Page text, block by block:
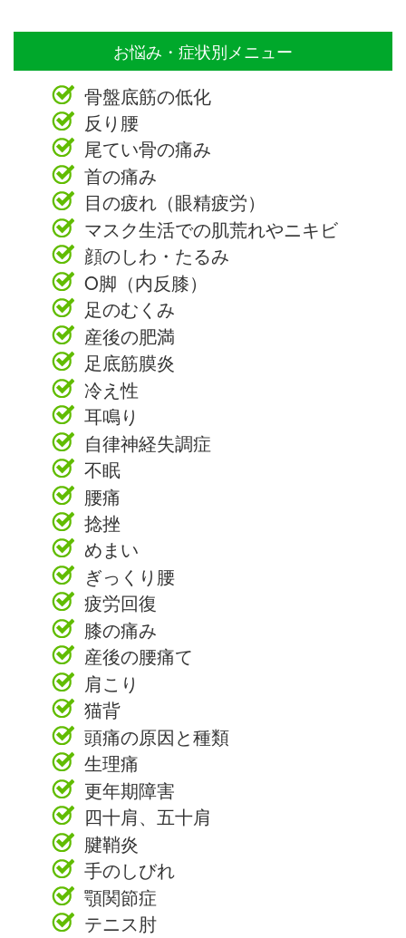
お悩み・症状別メニュー
骨盤底筋の低化
反り腰
尾てい骨の痛み
首の痛み
目の疲れ（眼精疲労）
マスク生活での肌荒れやニキビ
顔のしわ・たるみ
O脚（内反膝）
足のむくみ
産後の肥満
足底筋膜炎
冷え性
耳鳴り
自律神経失調症
不眠
腰痛
捻挫
めまい
ぎっくり腰
疲労回復
膝の痛み
産後の腰痛て
肩こり
猫背
頭痛の原因と種類
生理痛
更年期障害
四十肩、五十肩
腱鞘炎
手のしびれ
顎関節症
テニス肘